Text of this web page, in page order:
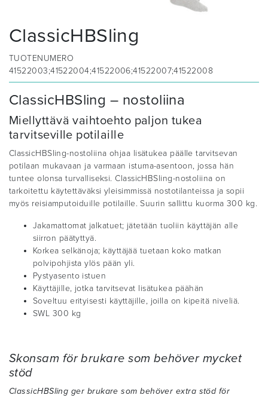
ClassicHBSling
TUOTENUMERO
41522003;41522004;41522006;41522007;41522008
ClassicHBSling – nostoliina
Miellyttävä vaihtoehto paljon tukea
tarvitseville potilaille
ClassicHBSling-nostoliina ohjaa lisätukea päälle tarvitsevan
potilaan mukavaan ja varmaan istuma-asentoon, jossa hän
tuntee olonsa turvalliseksi. ClassicHBSling-nostoliina on
tarkoitettu käytettäväksi yleisimmissä nostotilanteissa ja sopii
myös reisiamputoiduille potilaille. Suurin sallittu kuorma 300 kg.
Jakamattomat jalkatuet; jätetään tuoliin käyttäjän alle
siirron päätyttyä.
Korkea selkänoja; käyttäjää tuetaan koko matkan
polvipohjista ylös pään yli.
Pystyasento istuen
Käyttäjille, jotka tarvitsevat lisätukea päähän
Soveltuu erityisesti käyttäjille, joilla on kipeitä niveliä.
SWL 300 kg
Skonsam för brukare som behöver mycket
stöd
ClassicHBSling ger brukare som behöver extra stöd för